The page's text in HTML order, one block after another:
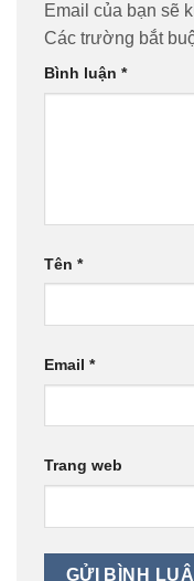
Email của bạn sẽ
Các trường bắt
Bình luận *
Tên *
Email *
Trang web